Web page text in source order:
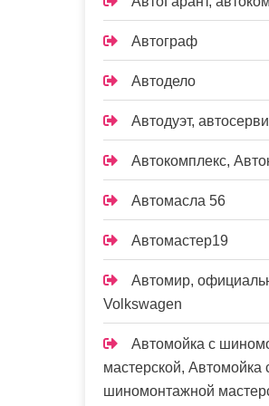
Автограф
Автодело
Автодуэт,
Автокомплекс,
Автомасла 56
Автомастер19
Автомир,
Volkswagen
Автомойка с
мастерской, Автомойка
шиномонтажной